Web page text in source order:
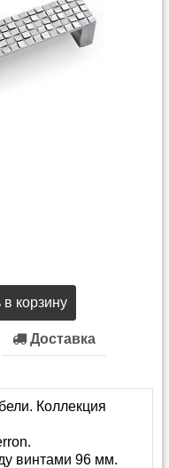
корзину
Доставка
Коллекция
винтами 96 мм.